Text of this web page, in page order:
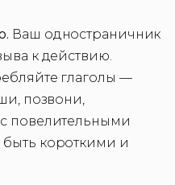
Ваш одностраничник
к действию.
глаголы —
позвони,
повелительными
короткими и